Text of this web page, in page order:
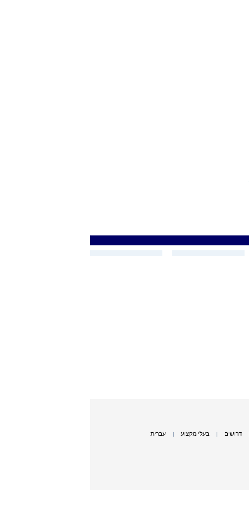
דרושים בעלי מקצוע עברית